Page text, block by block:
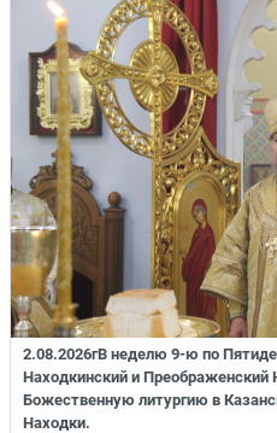
2.08.2026гВ неделю 9-ю по
Находкинский и Преображенский
Божественную литургию в
Находки.